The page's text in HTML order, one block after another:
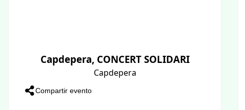
Capdepera, CONCERT SOLIDARI
Capdepera
Compartir evento